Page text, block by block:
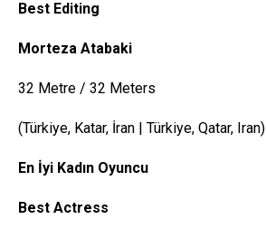
Best Editing
Morteza Atabaki
32 Metre / 32 Meters
(Türkiye, Katar, İran | Türkiye, Qatar, Iran)
En İyi Kadın Oyuncu
Best Actress